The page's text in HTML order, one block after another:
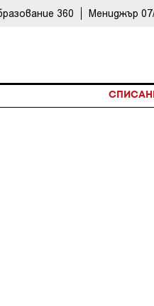
360 Мениджър